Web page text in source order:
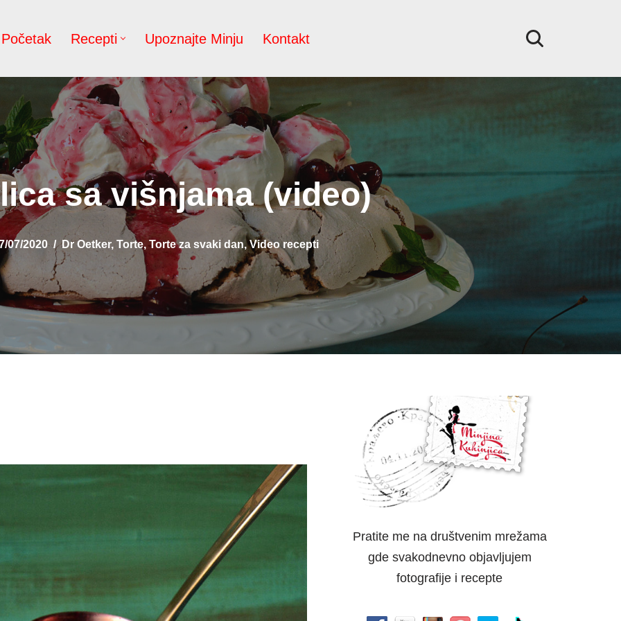
Početak Recepti Upoznajte Minju Kontakt
sa višnjama (video)
07/2020 Dr Oetker, Torte,Torte za svaki dan,Video recepti
Pratite me na društvenim mrežama
gde svakodnevno objavljujem
fotografije i recepte